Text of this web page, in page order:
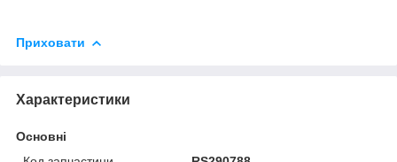
Приховати
Характеристики
Основні